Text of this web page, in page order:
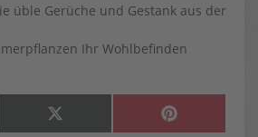
üble Gerüche und Gestank aus der
Ihr Wohlbefinden
SHARE
X
(
SHARE
P
I